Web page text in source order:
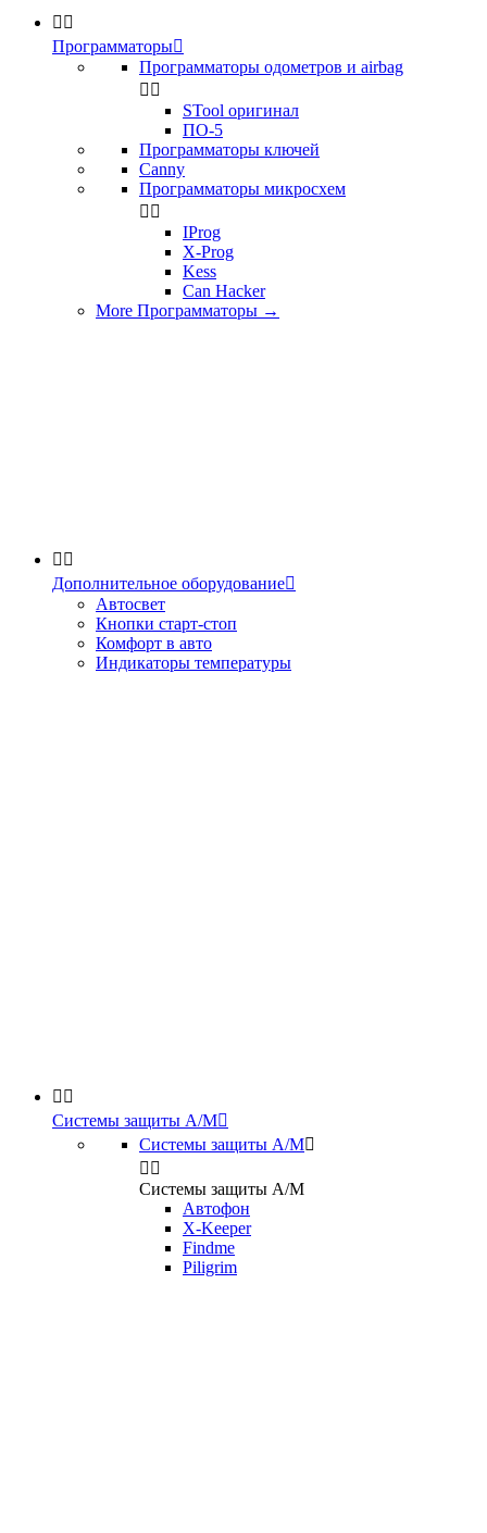
 
Программаторы
Программаторы одометров и airbag
 
STool оригинал
ПО-5
Программаторы ключей
Canny
Программаторы микросхем
 
IProg
X-Prog
Kess
Can Hacker
More Программаторы →
 
Дополнительное оборудование
Автосвет
Кнопки старт-стоп
Комфорт в авто
Индикаторы температуры
 
Системы защиты А/М
Системы защиты А/М
 
Системы защиты А/М
Автофон
X-Keeper
Findme
Piligrim